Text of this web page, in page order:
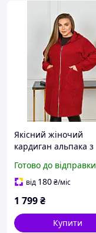
Якісний жіночий
кардиган альпака з
для повних жінок
Готово до відправки
від 180₴/міс
1 799₴
Купити